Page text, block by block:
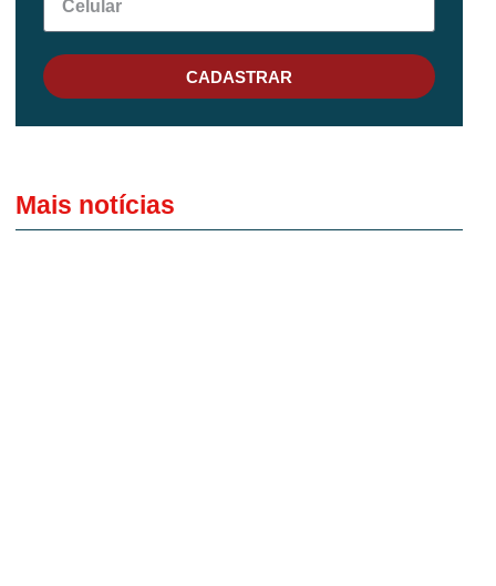
CADASTRAR
Mais notícias